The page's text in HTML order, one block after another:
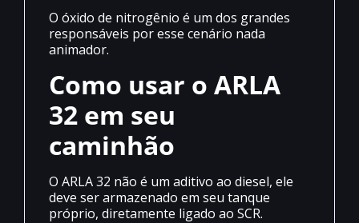
O óxido de nitrogênio é um dos grandes
responsáveis por esse cenário nada
animador.
Como usar o ARLA
32 em seu
caminhão
O ARLA 32 não é um aditivo ao diesel, ele
deve ser armazenado em seu tanque
próprio, diretamente ligado ao SCR.